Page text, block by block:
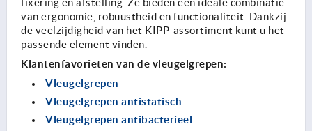
fixering en afstelling. Ze bieden een ideale combinatie
van ergonomie, robuustheid en functionaliteit. Dankzij
de veelzijdigheid van het KIPP-assortiment kunt u het
passende element vinden.
Klantenfavorieten van de vleugelgrepen:
Vleugelgrepen
Vleugelgrepen antistatisch
Vleugelgrepen antibacterieel